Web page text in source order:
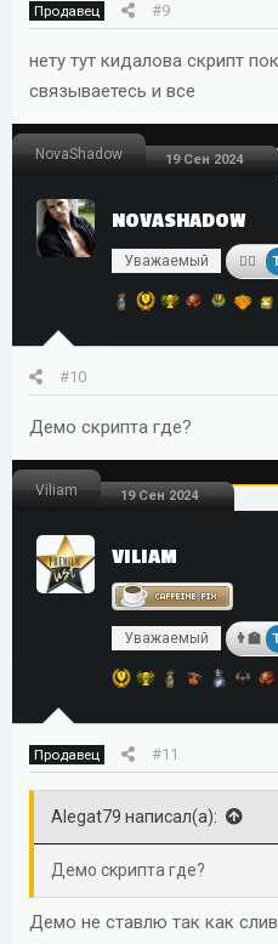
Продавец #9
нету тут кидалова скрипт
связываетесь и все
NovaShadow 19 Сен 2024
NOVASHADOW
Уважаемый
#10
Демо скрипта где?
Viliam 19 Сен 2024
VILIAM
Уважаемый
Продавец #11
Alegat79 написал(а):
Демо скрипта где?
Демо не ставлю так как